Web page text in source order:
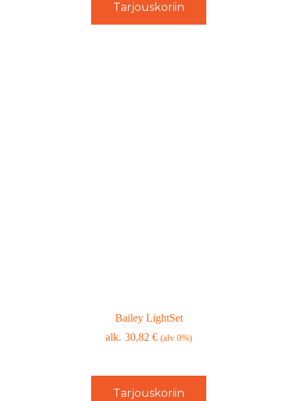
Tarjouskoriin
Bailey LightSet
30,82€ (alv 0%)
Tarjouskoriin